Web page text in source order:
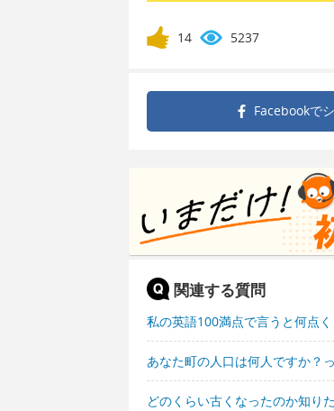
14 5237
Facebookで
関連する質問
私の英語100満点で言うと何点
あなた町の人口は何人ですか？
どのくらい古くなったのか知り